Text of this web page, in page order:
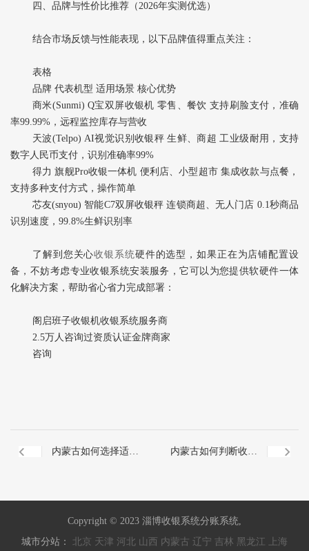
四、品牌与性价比推荐（2026年实测优选）
结合市场反馈与性能表现，以下品牌值得重点关注：
表格
品牌 代表机型 适用场景 核心优势
商米(Sunmi)‌ Q宝双屏收银机 零售、餐饮 支持刷脸支付，准确
率99.99%，远程监控库存与营收
天波(Telpo)‌ AI视觉识别收银秤 生鲜、商超 工业级耐用，支持
数字人民币支付，识别准确率99%
得力‌ 旗舰Pro收银一体机 便利店、小型超市 集成收款与点餐，
支持多种支付方式，操作简单
芯友(snyou)‌ 智能C7双屏收银秤 连锁商超、无人门店 0.1秒商品
识别速度，99.8%生鲜识别率
了解到您关心收银系统硬件的选型，如果正在为店铺配置设
备，不妨考虑专业收银系统安装服务，它可以为您提供软硬件一体
化解决方案，帮助省心省力完成部署：
阁启班子收银机收银系统服务商
2.5万人咨询过资质认证金牌商家
咨询
内蒙古如何选择适合 内蒙古如何判断收银
Copyright © 2023 淄博收银系统分账系统,
城市分站： 北京 天津 河北 山西 内蒙古 辽宁 吉林 黑龙江 上海